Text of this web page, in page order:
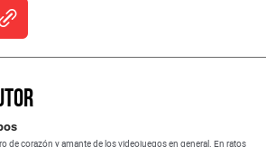
window
in new window
de corazón y amante de los videojuegos en general. En ratos